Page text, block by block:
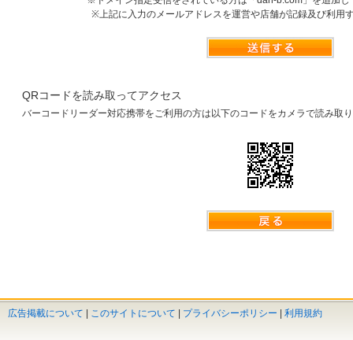
※上記に入力のメールアドレスを運営や店舗が記録及び利用
QRコードを読み取ってアクセス
バーコードリーダー対応携帯をご利用の方は以下のコードをカメラで読み取
広告掲載について このサイトについて プライバシーポリシー 利用規約